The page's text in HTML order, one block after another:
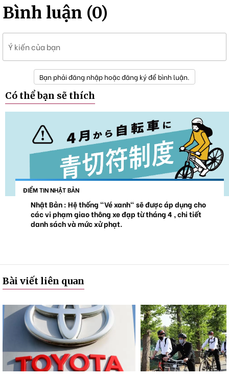
Bình luận (0)
Ý kiến của bạn
Bạn phải đăng nhập hoặc đăng ký để bình luận.
Có thể bạn sẽ thích
ĐIỂM TIN NHẬT BẢN
Nhật Bản : Hệ thống "Vé xanh" sẽ được áp dụng cho
các vi phạm giao thông xe đạp từ tháng 4 , chi tiết
danh sách và mức xử phạt.
Bài viết liên quan